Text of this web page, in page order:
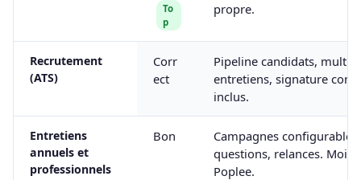
To
p
propre.
Recrutement
(ATS)
Corr
ect
Pipeline candidats,
entretiens, signature
inclus.
Entretiens
annuels et
professionnels
Bon
Campagnes
questions, relances.
Poplee.